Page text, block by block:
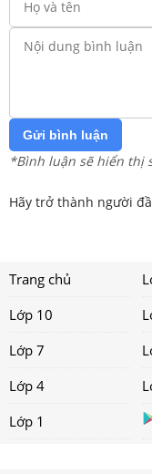
Gửi bình luận
*Bình luận sẽ hiển thị
Hãy trở thành người
Trang chủ
Lớp 10
Lớp 7
Lớp 4
Lớp 1